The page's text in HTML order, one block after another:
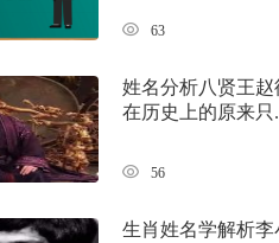
63
姓名分析八贤王赵
在历史上的原来只
56
生肖姓名学解析李